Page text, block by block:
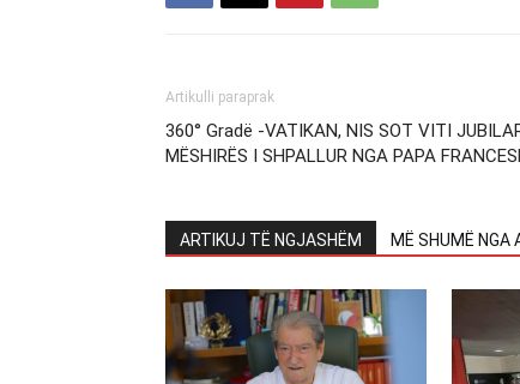
Artikulli paraprak
360° Gradë -VATIKAN, NIS SOT VITI
MËSHIRËS I SHPALLUR NGA PAPA
ARTIKUJ TË NGJASHËM MË SHUMË NGA